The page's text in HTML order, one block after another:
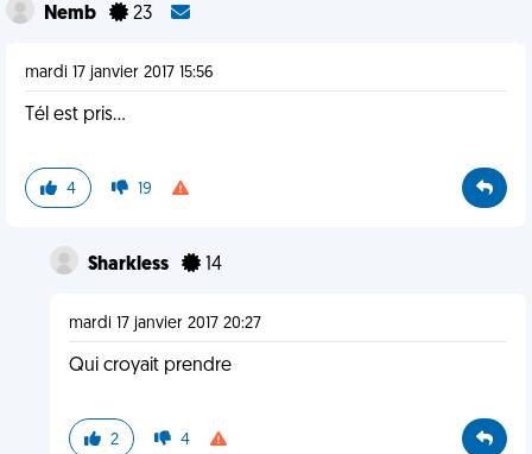
Nemb 23
mardi 17 janvier 2017 15:56
Tél est pris...
4 19
Sharkless 14
mardi 17 janvier 2017 20:27
Qui croyait prendre
2 4